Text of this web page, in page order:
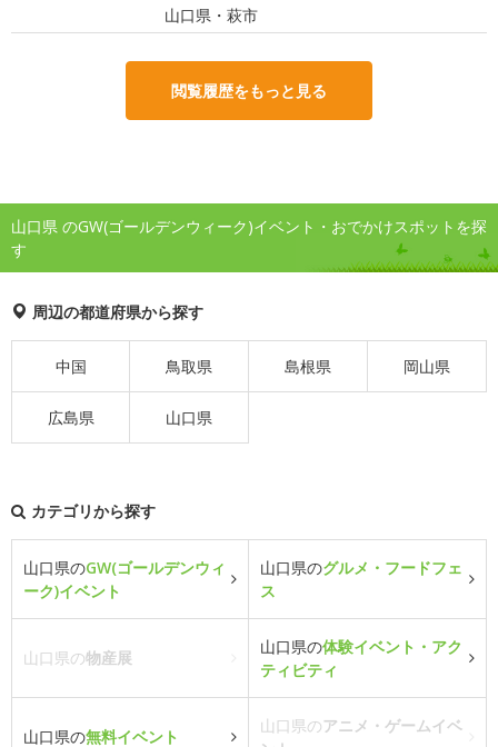
山口県・萩市
閲覧履歴をもっと見る
山口県 のGW(ゴールデンウィーク)イベント・おでかけスポットを探
す
周辺の都道府県から探す
中国 鳥取県 島根県 岡山県
広島県 山口県
カテゴリから探す
山口県のGW(ゴールデンウィ
ーク)イベント
山口県のグルメ・フードフェ
ス
山口県の物産展
山口県の体験イベント・アク
ティビティ
山口県の無料イベント
山口県のアニメ・ゲームイベ